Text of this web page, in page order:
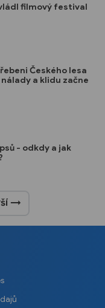
filmový festival
Českého lesa
a klidu začne
- odkdy a jak
→